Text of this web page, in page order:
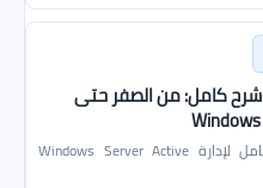
Active Directory شرح كامل: من الصفر حتى
Active Directory: الدليل المرجعي الشامل لإدارة Windows Server Active